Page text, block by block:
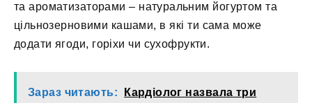
та ароматизаторами – натуральним йогуртом та
цільнозерновими кашами, в які ти сама може
додати ягоди, горіхи чи сухофрукти.
Зараз читають:
Кардіолог назвала три